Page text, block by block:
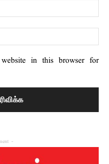
in this browser for
-